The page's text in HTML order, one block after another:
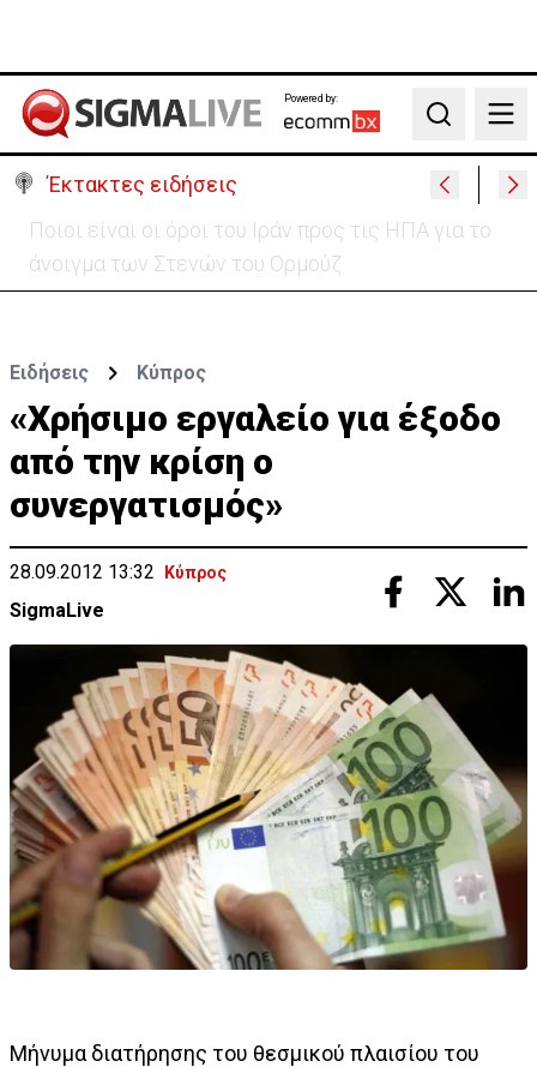
Powered by:
Search
Έκτακτες ειδήσεις
Υψηλές οι θερμοκρασίες με αυξημένη υγρασία
-«Στα παράλια είναι δύσκολα»
Ειδήσεις Κύπρος
«Χρήσιμο εργαλείο για έξοδο
από την κρίση ο
συνεργατισμός»
28.09.2012 13:32 Κύπρος
SigmaLive
Μήνυμα διατήρησης του θεσμικού πλαισίου του